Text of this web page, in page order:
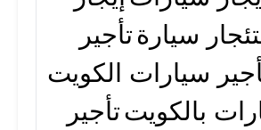
سيارةتأجير
سيارات الكويت
بالكويتتأجير